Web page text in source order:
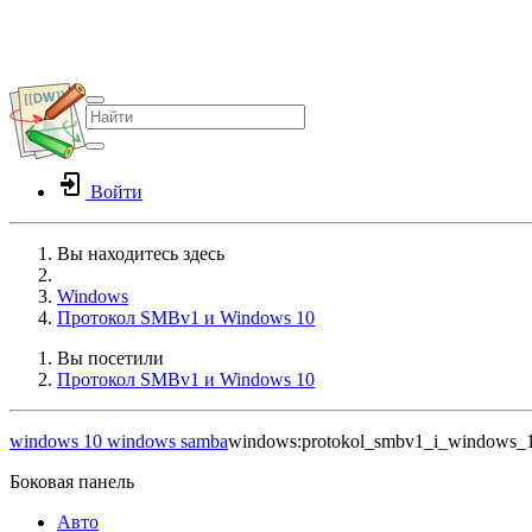
Войти
Вы находитесь здесь
Windows
Протокол SMBv1 и Windows 10
Вы посетили
Протокол SMBv1 и Windows 10
windows 10 windows samba
Боковая панель
Авто